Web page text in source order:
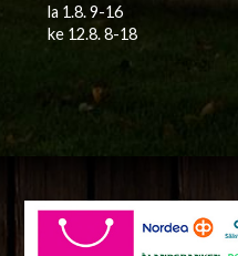
la 1.8. 9-16
ke 12.8. 8-18